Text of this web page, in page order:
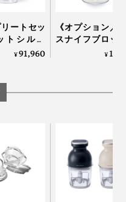
ド」
ートナーや友人へのギフ
リートセッ
トシルバ
の極薄刃
ープナー
タンド」
¥91,960
《オプション／
スナイフブロッ
包丁を7本まで
¥